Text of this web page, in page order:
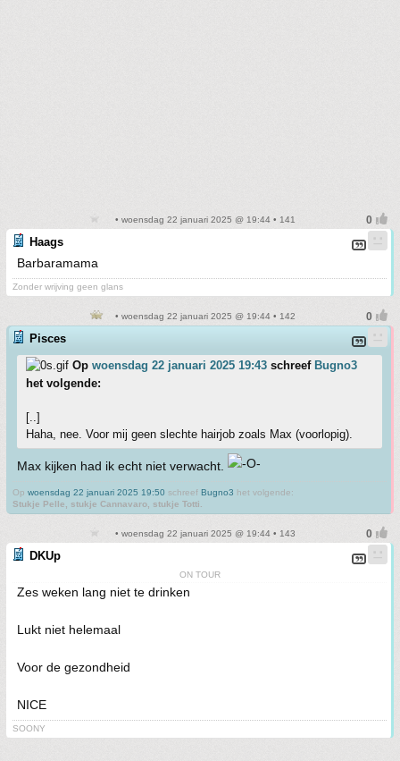
• woensdag 22 januari 2025 @ 19:44 • 141
Haags
Barbaramama
Zonder wrijving geen glans
• woensdag 22 januari 2025 @ 19:44 • 142
Pisces
Op woensdag 22 januari 2025 19:43 schreef Bugno3
het volgende:
[..]
Haha, nee. Voor mij geen slechte hairjob zoals Max (voorlopig).
Max kijken had ik echt niet verwacht.
Op woensdag 22 januari 2025 19:50 schreef Bugno3 het volgende:
Stukje Pelle, stukje Cannavaro, stukje Totti.
• woensdag 22 januari 2025 @ 19:44 • 143
DKUp
ON TOUR
Zes weken lang niet te drinken
Lukt niet helemaal
Voor de gezondheid
NICE
SOONY